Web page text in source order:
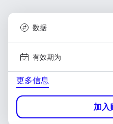
数据
有效期为
更多信息
加入